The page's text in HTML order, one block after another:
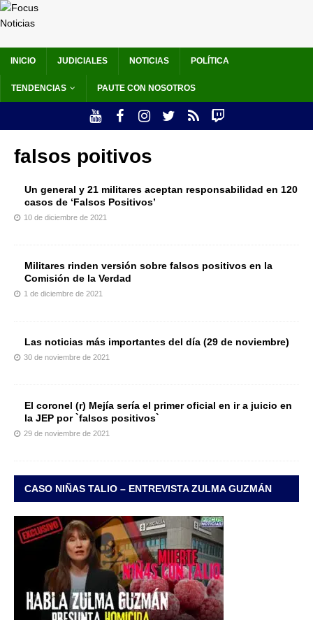
INICIO JUDICIALES NOTICIAS POLÍTICA
TENDENCIAS PAUTE CON NOSOTROS
falsos poitivos
Un general y 21 militares aceptan responsabilidad en 120
casos de ‘Falsos Positivos’
10 de diciembre de 2021
Militares rinden versión sobre falsos positivos en la
Comisión de la Verdad
1 de diciembre de 2021
Las noticias más importantes del día (29 de noviembre)
30 de noviembre de 2021
El coronel (r) Mejía sería el primer oficial en ir a juicio en
la JEP por `falsos positivos`
29 de noviembre de 2021
CASO NIÑAS TALIO – ENTREVISTA ZULMA GUZMÁN